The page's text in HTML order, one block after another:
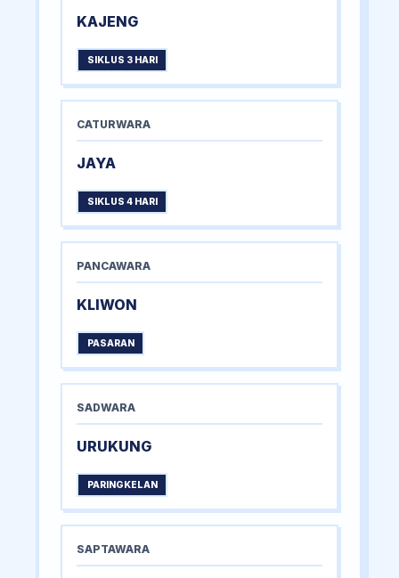
KAJENG
SIKLUS 3 HARI
CATURWARA
JAYA
SIKLUS 4 HARI
PANCAWARA
KLIWON
PASARAN
SADWARA
URUKUNG
PARINGKELAN
SAPTAWARA